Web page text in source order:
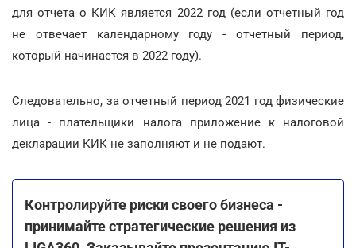
для отчета о КИК является 2022 год (если отчетный год
не отвечает календарному году - отчетный период,
который начинается в 2022 году).
Следовательно, за отчетный период 2021 год физические
лица - плательщики налога приложение к налоговой
декларации КИК не заполняют и не подают.
Контролируйте риски своего бизнеса -
принимайте стратегические решения из